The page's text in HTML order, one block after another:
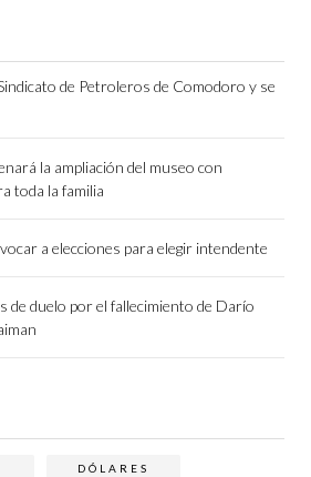
de Petroleros de Comodoro y se
la ampliación del museo con
toda la familia
a elecciones para elegir intendente
de duelo por el fallecimiento de Darío
DÓLARES